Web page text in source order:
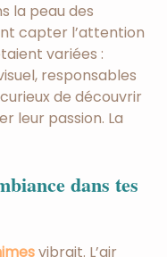
la peau des
capter l’attention
variées :
responsables
de découvrir
leur passion. La
dans tes
vibrait. L’air